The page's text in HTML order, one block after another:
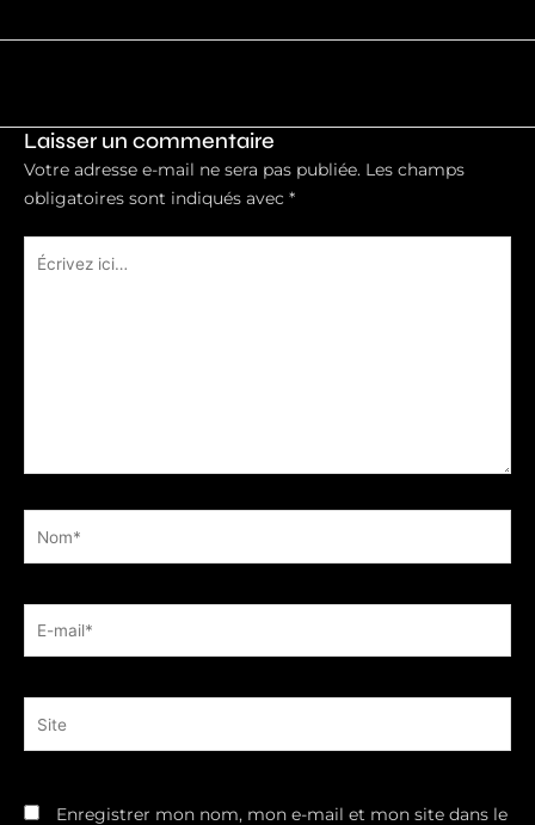
Laisser un commentaire
Votre adresse e-mail ne sera pas publiée. Les champs
obligatoires sont indiqués avec *
Écrivez
Enregistrer mon nom, mon e-mail et mon site dans le